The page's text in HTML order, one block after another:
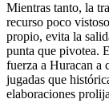
Mientras tanto, la
recurso poco
propio, evita la
punta que pivotea.
fuerza a Huracan a
jugadas que
elaboraciones